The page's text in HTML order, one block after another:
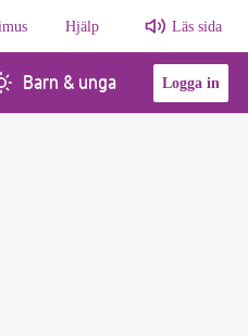
Hjälp Läs sida
Barn & unga Logga in